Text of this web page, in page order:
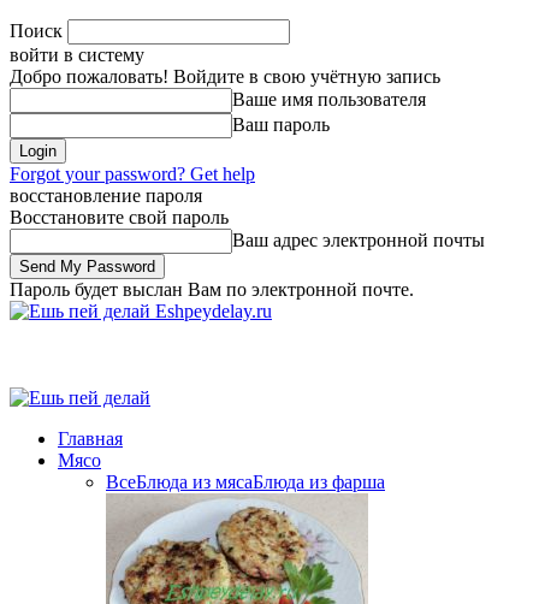
Поиск
войти в систему
Добро пожаловать! Войдите в свою учётную запись
Ваше имя пользователя
Ваш пароль
Forgot your password? Get help
восстановление пароля
Восстановите свой пароль
Ваш адрес электронной почты
Пароль будет выслан Вам по электронной почте.
Eshpeydelay.ru
Главная
Мясо
ВсеБлюда из мясаБлюда из фарша